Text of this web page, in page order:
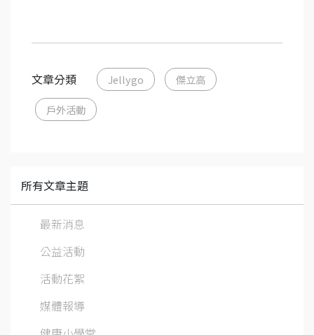
文章分類 Jellygo 傑立高
戶外活動
所有文章主題
最新消息
公益活動
活動花絮
媒體報導